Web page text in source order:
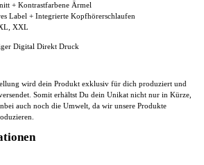
+ Kontrastfarbene Ärmel
Label + Integrierte Kopfhörerschlaufen
XXL
Digital Direkt Druck
wird dein Produkt exklusiv für dich produziert und
Somit erhältst Du dein Unikat nicht nur in Kürze,
auch noch die Umwelt, da wir unsere Produkte